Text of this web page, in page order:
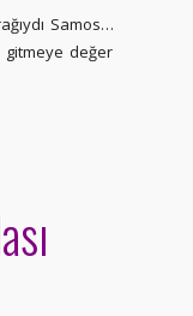
Samos…
değer